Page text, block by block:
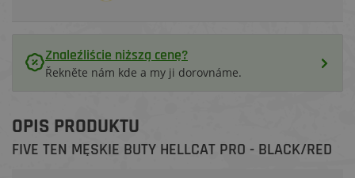
Znaleźliście niższą cenę?
Řekněte nám kde a my ji dorovnáme.
OPIS PRODUKTU
FIVE TEN MĘSKIE BUTY HELLCAT PRO - BLACK/RED